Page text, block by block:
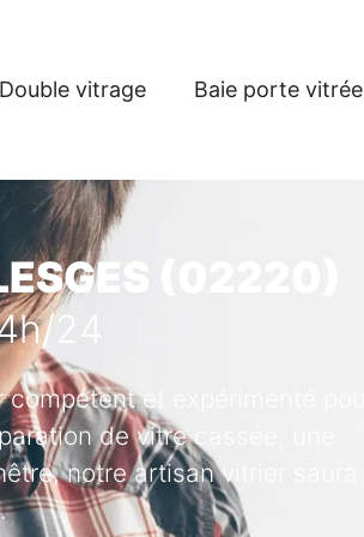
Double vitrage Baie porte vitrée
(02220)
24
et expérimenté pour
de vitre cassée, une
notre artisan vitrier saura